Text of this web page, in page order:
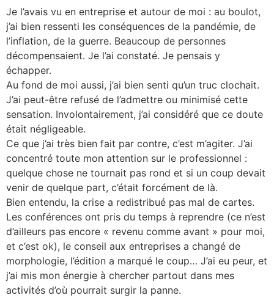
Je l’avais vu en entreprise et autour de moi : au boulot,
j’ai bien ressenti les conséquences de la pandémie, de
l’inflation, de la guerre. Beaucoup de personnes
décompensaient. Je l’ai constaté. Je pensais y
échapper.
Au fond de moi aussi, j’ai bien senti qu’un truc clochait.
J’ai peut-être refusé de l’admettre ou minimisé cette
sensation. Involontairement, j’ai considéré que ce doute
était négligeable.
Ce que j’ai très bien fait par contre, c’est m’agiter. J’ai
concentré toute mon attention sur le professionnel :
quelque chose ne tournait pas rond et si un coup devait
venir de quelque part, c’était forcément de là.
Bien entendu, la crise a redistribué pas mal de cartes.
Les conférences ont pris du temps à reprendre (ce n’est
d’ailleurs pas encore « revenu comme avant » pour moi,
et c’est ok), le conseil aux entreprises a changé de
morphologie, l’édition a marqué le coup… J’ai eu peur, et
j’ai mis mon énergie à chercher partout dans mes
activités d’où pourrait surgir la panne.